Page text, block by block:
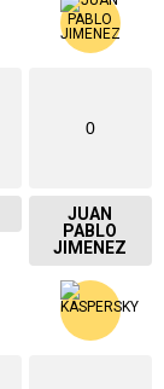
0
JUAN
PABLO
JIMENEZ